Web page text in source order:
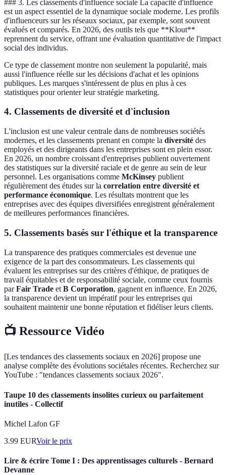
### 3. Les classements d'influence sociale La capacité d'influence
est un aspect essentiel de la dynamique sociale moderne. Les profils
d'influenceurs sur les réseaux sociaux, par exemple, sont souvent
évalués et comparés. En 2026, des outils tels que **Klout**
reprennent du service, offrant une évaluation quantitative de l'impact
social des individus.
Ce type de classement montre non seulement la popularité, mais
aussi l'influence réelle sur les décisions d'achat et les opinions
publiques. Les marques s'intéressent de plus en plus à ces
statistiques pour orienter leur stratégie marketing.
4. Classements de diversité et d'inclusion
L'inclusion est une valeur centrale dans de nombreuses sociétés
modernes, et les classements prenant en compte la diversité des
employés et des dirigeants dans les entreprises sont en plein essor.
En 2026, un nombre croissant d'entreprises publient ouvertement
des statistiques sur la diversité raciale et de genre au sein de leur
personnel. Les organisations comme McKinsey publient
régulièrement des études sur la correlation entre diversité et
performance économique. Les résultats montrent que les
entreprises avec des équipes diversifiées enregistrent généralement
de meilleures performances financières.
5. Classements basés sur l'éthique et la transparence
La transparence des pratiques commerciales est devenue une
exigence de la part des consommateurs. Les classements qui
évaluent les entreprises sur des critères d'éthique, de pratiques de
travail équitables et de responsabilité sociale, comme ceux fournis
parFair Trade et B Corporation, gagnent en influence. En 2026,
la transparence devient un impératif pour les entreprises qui
souhaitent maintenir une bonne réputation et fidéliser leurs clients.
📺 Ressource Vidéo
[Les tendances des classements sociaux en 2026] propose une
analyse complète des évolutions sociétales récentes. Recherchez sur
YouTube : "tendances classements sociaux 2026".
Taupe 10 des classements insolites curieux ou parfaitement
inutiles - Collectif
Michel Lafon GF
3.99 EURVoir le prix
Lire & écrire Tome I : Des apprentissages culturels - Bernard
Devanne